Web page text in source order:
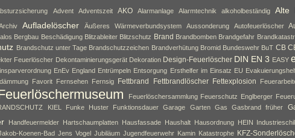
Advent Adventszeit AKO Alarmanlage Alarmtechnik alkoholbeständig Alte
Aufladelöscher Äußeres Wärmeverbundsystem Aussonderung Autofeuerlöscher
Bergbau Beschädigung Blitzableiter Blitzschutz Brand Brandbomben Brandgefahr
Brandschutz unter Tage Brandschutzzeichen Brandverhütung Bromid Bundeswehr BuT CB
Feuerlöscher Dekontaminierungsgerät Dekoration Design-Feuerlöscher DIN EN 3 EASY
EnEv England Entrümpeln Entsorgung Ersthelfer im Einsatz EU
Favorit Fernsehen Fernsig Fettbrand Fettbrandlöscher Fettexplosion
Feuerlöschersammlung Feuerschutz Englberger
KIEL Funke Huster Funktionsdauer Garage Garten Gas Gasbrand früher
Handfeuermelder Hartschaumplatten Hausfassade Haushalt Hausordnung HEIN
Koenen-Bad Jens Vogel Jubiläum Jugendfeuerwehr Kamin Katastrophe KFZ-